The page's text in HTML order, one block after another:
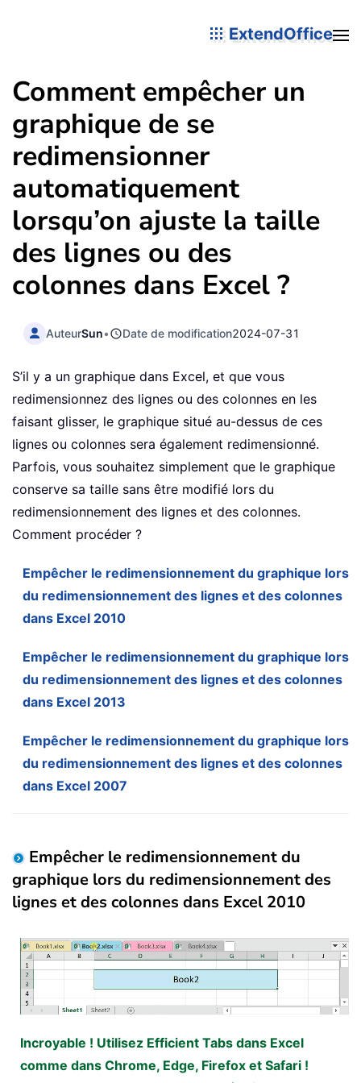
ExtendOffice
Comment empêcher un
graphique de se
redimensionner
automatiquement
lorsqu’on ajuste la taille
des lignes ou des
colonnes dans Excel ?
AuteurSun• Date de modification2024-07-31
S’il y a un graphique dans Excel, et que vous
redimensionnez des lignes ou des colonnes en les
faisant glisser, le graphique situé au-dessus de ces
lignes ou colonnes sera également redimensionné.
Parfois, vous souhaitez simplement que le graphique
conserve sa taille sans être modifié lors du
redimensionnement des lignes et des colonnes.
Comment procéder ?
Empêcher le redimensionnement du graphique lors
du redimensionnement des lignes et des colonnes
dans Excel 2010
Empêcher le redimensionnement du graphique lors
du redimensionnement des lignes et des colonnes
dans Excel 2013
Empêcher le redimensionnement du graphique lors
du redimensionnement des lignes et des colonnes
dans Excel 2007
Empêcher le redimensionnement du
graphique lors du redimensionnement des
lignes et des colonnes dans Excel 2010
Incroyable ! Utilisez Efficient Tabs dans Excel
comme dans Chrome, Edge, Firefox et Safari !